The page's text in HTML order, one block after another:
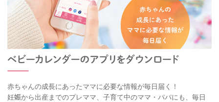
赤ちゃんの成長にあったママに必要な情報が毎日届く！
妊娠から出産までのプレママ、子育て中のママ・パパにも、毎日